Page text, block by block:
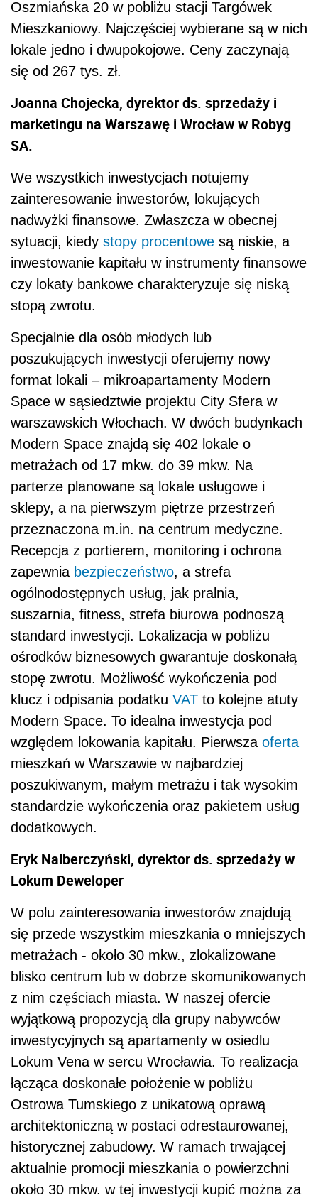
Oszmiańska 20 w pobliżu stacji Targówek
Mieszkaniowy. Najczęściej wybierane są w nich
lokale jedno i dwupokojowe. Ceny zaczynają
się od 267 tys. zł.
Joanna Chojecka, dyrektor ds. sprzedaży i
marketingu na Warszawę i Wrocław w Robyg
SA.
We wszystkich inwestycjach notujemy
zainteresowanie inwestorów, lokujących
nadwyżki finansowe. Zwłaszcza w obecnej
sytuacji, kiedy stopy procentowe są niskie, a
inwestowanie kapitału w instrumenty finansowe
czy lokaty bankowe charakteryzuje się niską
stopą zwrotu.
Specjalnie dla osób młodych lub
poszukujących inwestycji oferujemy nowy
format lokali – mikroapartamenty Modern
Space w sąsiedztwie projektu City Sfera w
warszawskich Włochach. W dwóch budynkach
Modern Space znajdą się 402 lokale o
metrażach od 17 mkw. do 39 mkw. Na
parterze planowane są lokale usługowe i
sklepy, a na pierwszym piętrze przestrzeń
przeznaczona m.in. na centrum medyczne.
Recepcja z portierem, monitoring i ochrona
zapewnia bezpieczeństwo, a strefa
ogólnodostępnych usług, jak pralnia,
suszarnia, fitness, strefa biurowa podnoszą
standard inwestycji. Lokalizacja w pobliżu
ośrodków biznesowych gwarantuje doskonałą
stopę zwrotu. Możliwość wykończenia pod
klucz i odpisania podatku VAT to kolejne atuty
Modern Space. To idealna inwestycja pod
względem lokowania kapitału. Pierwsza oferta
mieszkań w Warszawie w najbardziej
poszukiwanym, małym metrażu i tak wysokim
standardzie wykończenia oraz pakietem usług
dodatkowych.
Eryk Nalberczyński, dyrektor ds. sprzedaży w
Lokum Deweloper
W polu zainteresowania inwestorów znajdują
się przede wszystkim mieszkania o mniejszych
metrażach - około 30 mkw., zlokalizowane
blisko centrum lub w dobrze skomunikowanych
z nim częściach miasta. W naszej ofercie
wyjątkową propozycją dla grupy nabywców
inwestycyjnych są apartamenty w osiedlu
Lokum Vena w sercu Wrocławia. To realizacja
łącząca doskonałe położenie w pobliżu
Ostrowa Tumskiego z unikatową oprawą
architektoniczną w postaci odrestaurowanej,
historycznej zabudowy. W ramach trwającej
aktualnie promocji mieszkania o powierzchni
około 30 mkw. w tej inwestycji kupić można za